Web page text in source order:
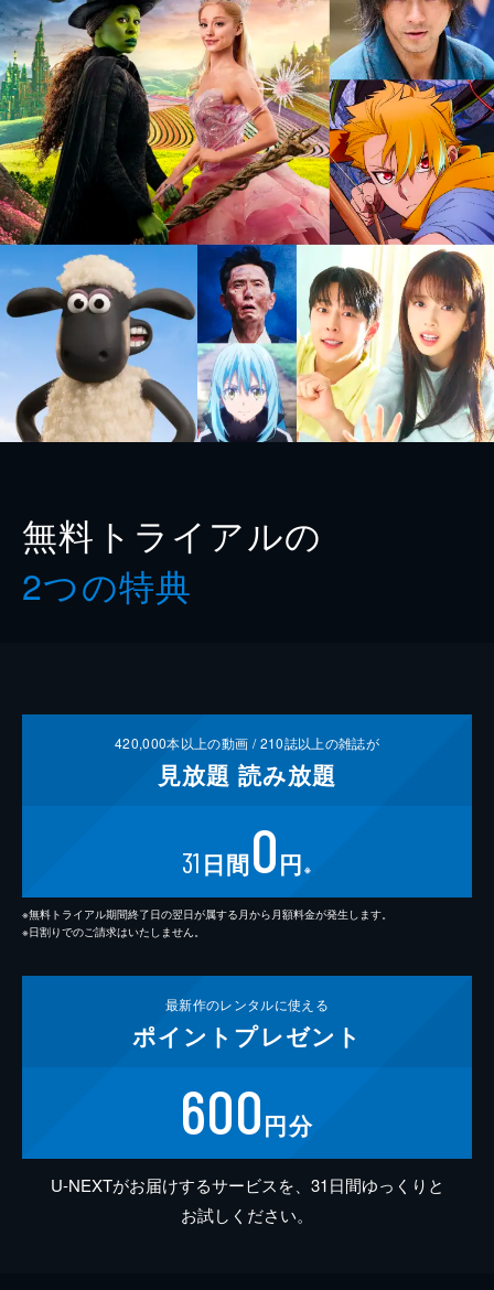
無料トライアルの
2つの特典
420,000本以上の動画 /210誌以上の雑誌が
見放題 読み放題
31 日間0円 ※
※無料トライアル期間終了日の翌日が属する月から月額料金が発生します。
※日割りでのご請求はいたしません。
最新作のレンタルに使える
ポイント プレゼント
600円分
U-NEXTがお届けするサービスを、31日間ゆっくりと
お試しください。